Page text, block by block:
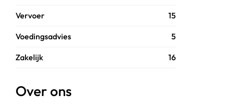
Vervoer 15
Voedingsadvies 5
Zakelijk 16
Over ons